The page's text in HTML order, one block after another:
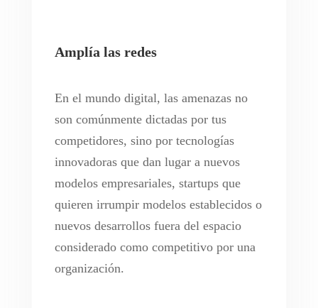
Amplía las redes
En el mundo digital, las amenazas no
son comúnmente dictadas por tus
competidores, sino por tecnologías
innovadoras que dan lugar a nuevos
modelos empresariales, startups que
quieren irrumpir modelos establecidos o
nuevos desarrollos fuera del espacio
considerado como competitivo por una
organización.